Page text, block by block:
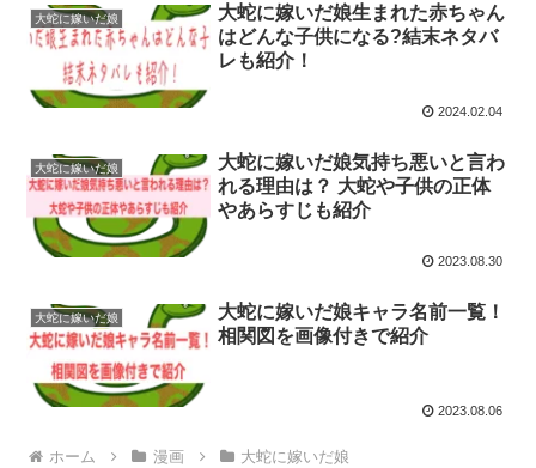
大蛇に嫁いだ娘
大蛇に嫁いだ娘生まれた赤ちゃん
はどんな子供になる?結末ネタバ
レも紹介！
2024.02.04
大蛇に嫁いだ娘
大蛇に嫁いだ娘気持ち悪いと言わ
れる理由は？ 大蛇や子供の正体
やあらすじも紹介
2023.08.30
大蛇に嫁いだ娘
大蛇に嫁いだ娘キャラ名前一覧！
相関図を画像付きで紹介
2023.08.06
ホーム 漫画 大蛇に嫁いだ娘